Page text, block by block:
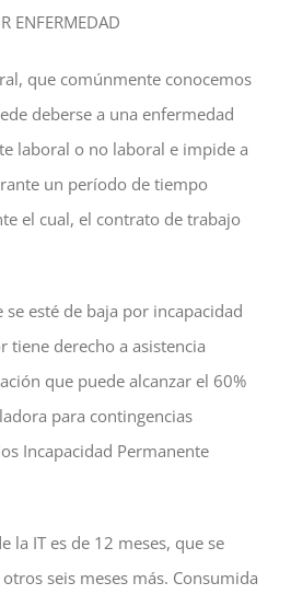
ENFERMEDAD
que comúnmente conocemos
deberse a una enfermedad
laboral o no laboral e impide a
un período de tiempo
el cual, el contrato de trabajo
esté de baja por incapacidad
tiene derecho a asistencia
que puede alcanzar el 60%
para contingencias
Incapacidad Permanente
la IT es de 12 meses, que se
seis meses más. Consumida